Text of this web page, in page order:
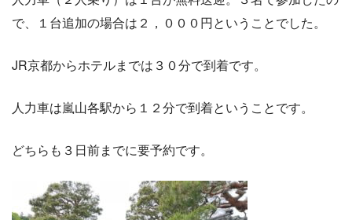
で、１台追加の場合は２，０００円ということでした。
JR京都からホテルまでは３０分で到着です。
人力車は嵐山各駅から１２分で到着ということです。
どちらも３日前までに要予約です。